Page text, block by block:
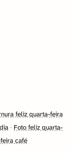
feliz quarta-feira
· Foto feliz quarta-
café